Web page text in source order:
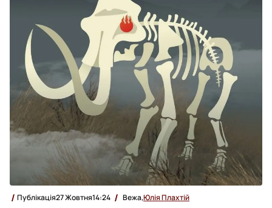
Публікація27 Жовтня14:24 Вежа,Юлія Плахтій